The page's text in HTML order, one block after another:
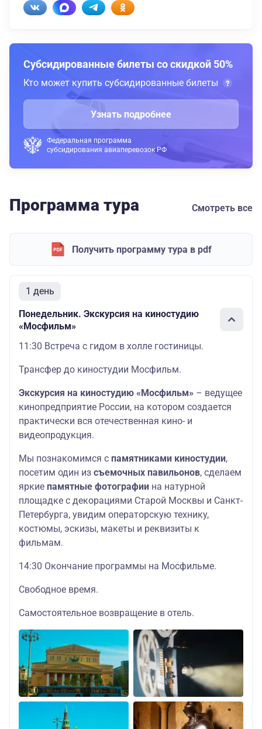
Субсидированные билеты со скидкой 50%
Кто может купить субсидированные билеты
Узнать подробнее
Федеральная программа
субсидирования авиаперевозок РФ
Программа тура Смотреть все
Получить программу тура в pdf
1 день
Понедельник. Экскурсия на киностудию
«Мосфильм»
11:30 Встреча с гидом в холле гостиницы.
Трансфер до киностудии Мосфильм.
Экскурсия на киностудию «Мосфильм» – ведущее
кинопредприятие России, на котором создается
практически вся отечественная кино- и
видеопродукция.
Мы познакомимся с памятниками киностудии,
посетим один из съемочных павильонов, сделаем
яркие памятные фотографии на натурной
площадке с декорациями Старой Москвы и Санкт-
Петербурга, увидим операторскую технику,
костюмы, эскизы, макеты и реквизиты к
фильмам.
14:30 Окончание программы на Мосфильме.
Свободное время.
Самостоятельное возвращение в отель.